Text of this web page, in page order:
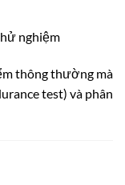
nghiệm
thông thường mà
test) và phân